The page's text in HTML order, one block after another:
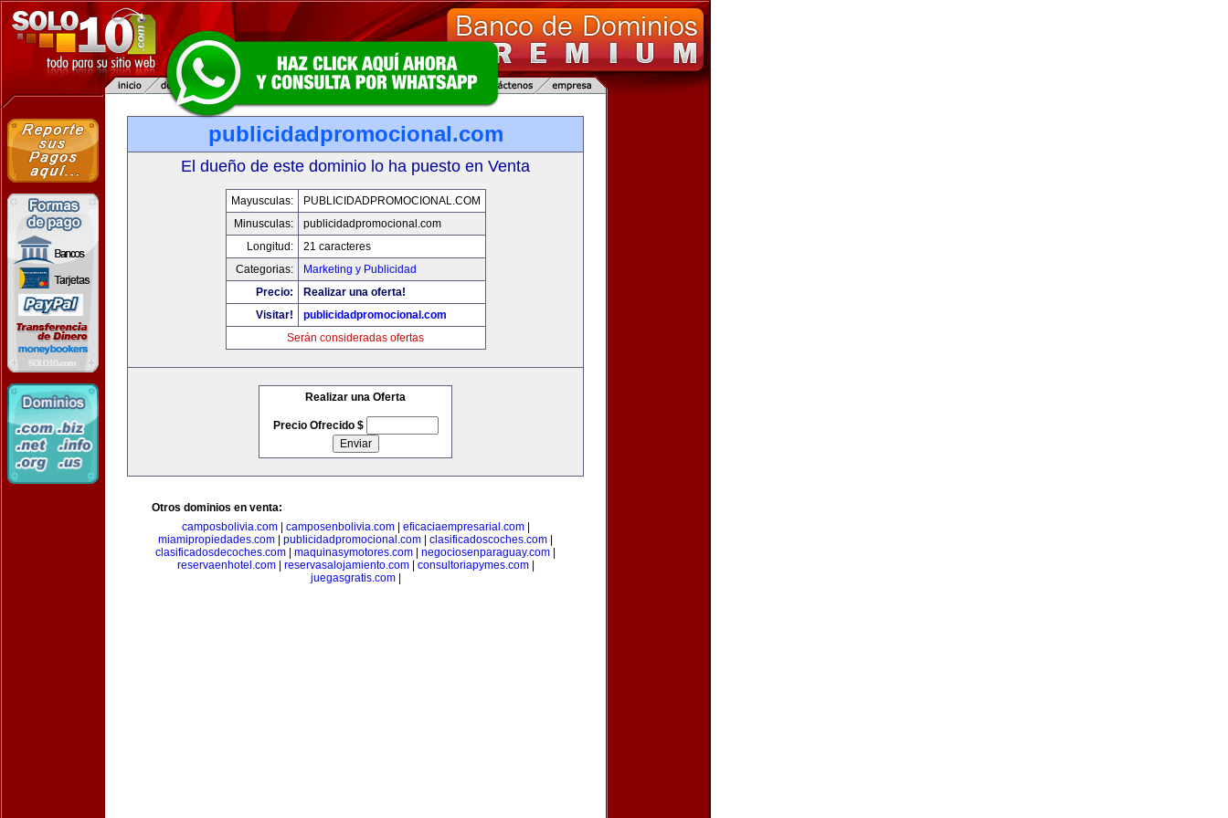
publicidadpromocional.com
El dueño de este dominio lo ha puesto en Venta
Mayusculas:
PUBLICIDADPROMOCIONAL.COM
Minusculas:
publicidadpromocional.com
Longitud:
21 caracteres
Categorias:
Marketing y Publicidad
Precio:
Realizar una oferta!
Visitar!
publicidadpromocional.com
Serán consideradas ofertas
Realizar una Oferta
Precio Ofrecido $
Otros dominios en venta:
camposbolivia.com| camposenbolivia.com| eficaciaempresarial.com|
miamipropiedades.com
publicidadpromocional.com clasificadoscoches.com
clasificadosdecoches.com
maquinasymotores.com negociosenparaguay.com
reservaenhotel.com| reservasalojamiento.com| consultoriapymes.com|
juegasgratis.com|